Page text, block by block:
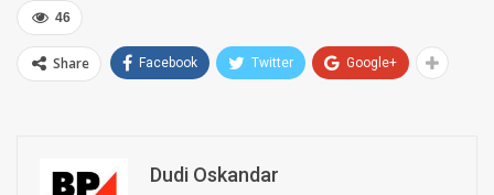
46
Share Facebook Twitter Google+
Dudi Oskandar